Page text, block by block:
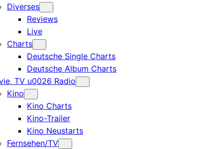
Diverses
Reviews
Live
Charts
Deutsche Single Charts
Deutsche Album Charts
TV u0026 Radio
Kino
Kino Charts
Kino-Trailer
Kino Neustarts
Fernsehen/TV